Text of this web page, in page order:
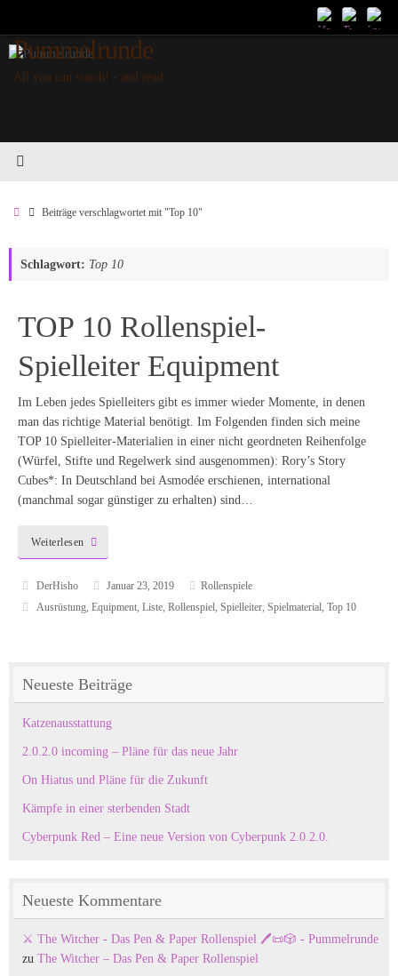
springen
Pummelrunde
All you can watch! - and read
StartBeiträge verschlagwortet mit "Top 10"
Schlagwort: Top 10
TOP 10 Rollenspiel-
Spielleiter Equipment
Im Leben jedes Spielleiters gibt es immer wieder Momente, in denen
man das richtige Material benötigt. Im Folgenden finden sich meine
TOP 10 Spielleiter-Materialien in einer nicht geordneten Reihenfolge
(Würfel, Stifte und Regelwerk sind ausgenommen): Rory’s Story
Cubes*: In Deutschland bei Asmodée erschienen, international
(manchmal sogar günstiger zu erhalten) sind…
Weiterlesen
DerHisho Januar 23, 2019
Rollenspiele
Ausrüstung, Equipment, Liste, Rollenspiel, Spielleiter, Spielmaterial, Top 10
Neueste Beiträge
Katzenausstattung
2.0.2.0 incoming – Pläne für das neue Jahr
On Hiatus und Pläne für die Zukunft
Kämpfe in einer sterbenden Stadt
Cyberpunk Red – Eine neue Version von Cyberpunk 2.0.2.0.
Neueste Kommentare
⚔️ The Witcher - Das Pen & Paper Rollenspiel 🖊️📜🎲 - Pummelrunde
zu The Witcher – Das Pen & Paper Rollenspiel